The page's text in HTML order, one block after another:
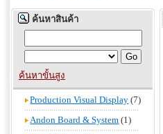
ค้นหาสินค้า
ค้นหาขั้นสูง
Production Visual Display (7)
Andon Board & System (1)